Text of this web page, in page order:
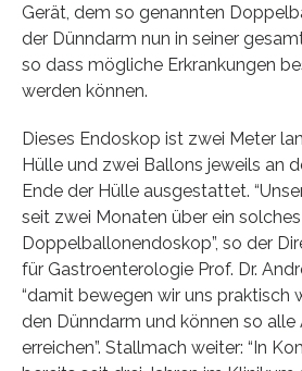
Gerät, dem so genannten
der Dünndarm nun in seiner
so dass mögliche Erkrankungen
werden können.
Dieses Endoskop ist zwei Meter
Hülle und zwei Ballons jeweils an
Ende der Hülle ausgestattet.
seit zwei Monaten über ein solches
Doppelballonendoskop”, so der
für Gastroenterologie Prof. Dr.
“damit bewegen wir uns praktisch
den Dünndarm und können so
erreichen”. Stallmach weiter: “In